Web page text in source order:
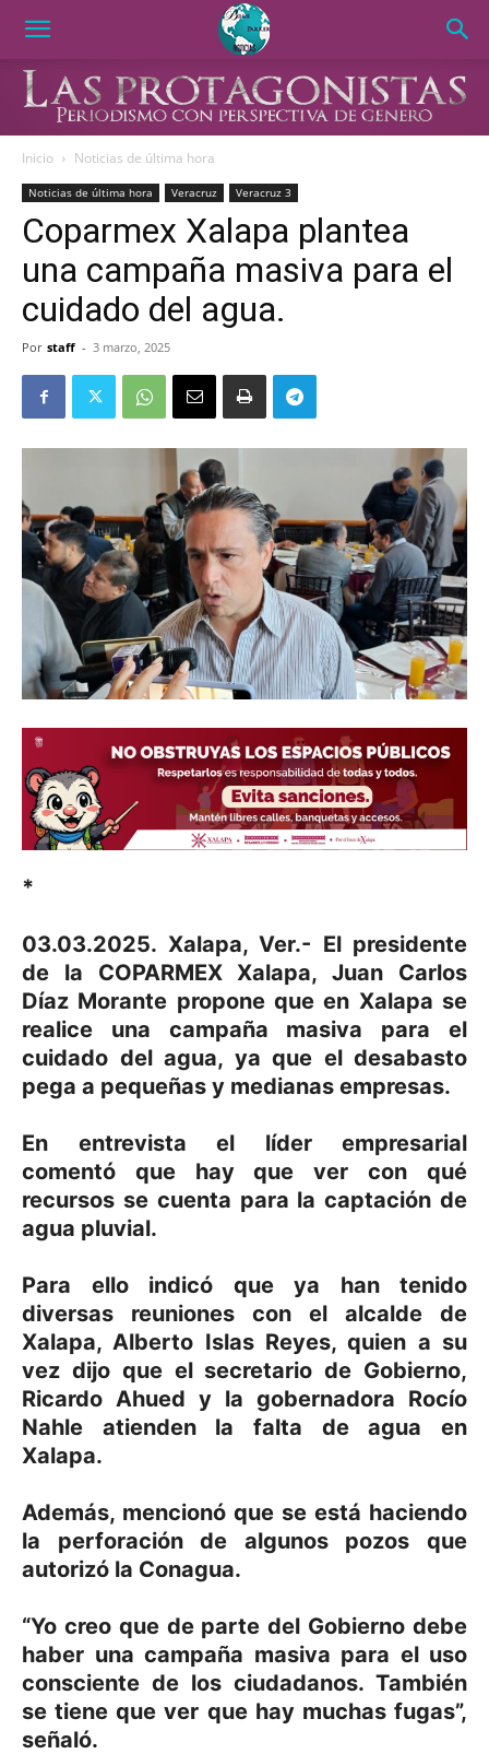
Inicio Noticias de última hora
Noticias de última hora Veracruz Veracruz 3
Coparmex Xalapa plantea
una campaña masiva para el
cuidado del agua.
Por staff - 3 marzo, 2025
*
03.03.2025. Xalapa, Ver.- El presidente
de la COPARMEX Xalapa, Juan Carlos
Díaz Morante propone que en Xalapa se
realice una campaña masiva para el
cuidado del agua, ya que el desabasto
pega a pequeñas y medianas empresas.
En entrevista el líder empresarial
comentó que hay que ver con qué
recursos se cuenta para la captación de
agua pluvial.
Para ello indicó que ya han tenido
diversas reuniones con el alcalde de
Xalapa, Alberto Islas Reyes, quien a su
vez dijo que el secretario de Gobierno,
Ricardo Ahued y la gobernadora Rocío
Nahle atienden la falta de agua en
Xalapa.
Además, mencionó que se está haciendo
la perforación de algunos pozos que
autorizó la Conagua.
“Yo creo que de parte del Gobierno debe
haber una campaña masiva para el uso
consciente de los ciudadanos. También
se tiene que ver que hay muchas fugas”,
señaló.